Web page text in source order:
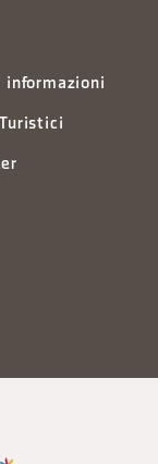
informazioni